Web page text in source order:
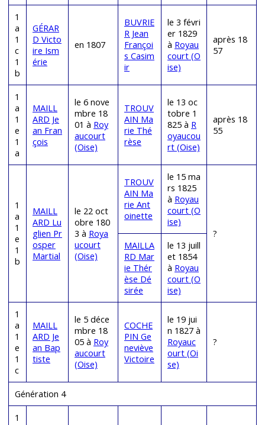
1
a
1
c
1
b
GÉRAR
D Victo
ire Ism
érie
en 1807
BUVRIE
R Jean
Françoi
s Casim
ir
le 3 févri
er 1829
à Royau
court (O
ise)
après 18
57
1
a
1
e
1
a
MAILL
ARD Je
an Fran
çois
le 6 nove
mbre 18
01 à Roy
aucourt
(Oise)
TROUV
AIN Ma
rie Thé
rèse
le 13 oc
tobre 1
825 à R
oyaucou
rt (Oise)
après 18
55
1
a
1
e
1
b
MAILL
ARD Lu
glien Pr
osper
Martial
le 22 oct
obre 180
3 à Roya
ucourt
(Oise)
TROUV
AIN Ma
rie Ant
oinette
le 15 ma
rs 1825
à Royau
court (O
ise)
?
MAILLA
RD Mar
ie Thér
èse Dé
sirée
le 13 juill
et 1854
à Royau
court (O
ise)
1
a
1
e
1
c
MAILL
ARD Je
an Bap
tiste
le 5 déce
mbre 18
05 à Roy
aucourt
(Oise)
COCHE
PIN Ge
neviève
Victoire
le 19 jui
n 1827 à
Royauc
ourt (Oi
se)
?
Génération 4
1